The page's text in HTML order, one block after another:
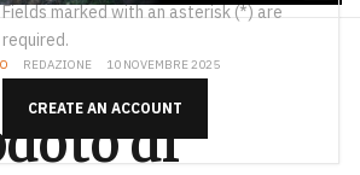
Fields marked with an asterisk (*) are
required.
CREATE AN ACCOUNT
REDAZIONE 10 NOVEMBRE 2025
di